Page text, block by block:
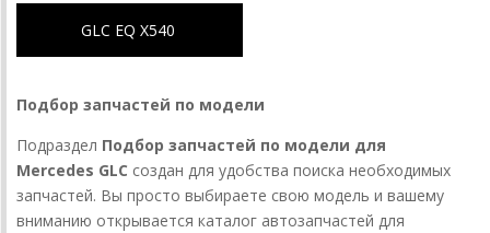
GLC EQ X540
Подбор запчастей по модели
Подраздел Подбор запчастей по модели для
Mercedes GLC создан для удобства поиска необходимых
запчастей. Вы просто выбираете свою модель и вашему
вниманию открывается каталог автозапчастей для